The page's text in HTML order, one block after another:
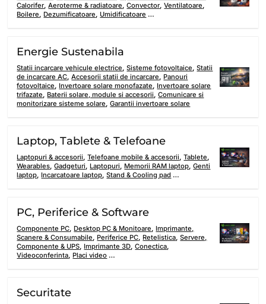
Calorifer,Aeroterme & radiatoare,Convector,Ventilatoare,
Boilere, Dezumificatoare, Umidificatoare …
Energie Sustenabila
Statii incarcare vehicule electrice,Sisteme fotovoltaice,Statii
de incarcare AC,Accesorii statii de incarcare, Panouri
fotovoltaice, Invertoare solare monofazate, Invertoare solare
trifazate, Baterii solare, module si accesorii,Comunicare si
monitorizare sisteme solare,Garantii invertoare solare
Laptop, Tablete & Telefoane
Laptopuri & accesorii,Telefoane mobile & accesorii,Tablete,
Wearables,Gadgeturi, Laptopuri, Memorii RAM laptop,Genti
laptop, Incarcatoare laptop,Stand & Cooling pad …
PC, Periferice & Software
Componente PC, Desktop PC & Monitoare, Imprimante,
Scanere & Consumabile, Periferice PC, Retelistica,Servere,
Componente & UPS, Imprimante 3D,Conectica,
Videoconferinta, Placi video …
Securitate